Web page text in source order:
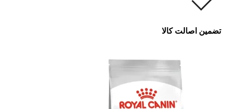
تضمین اصالت کالا